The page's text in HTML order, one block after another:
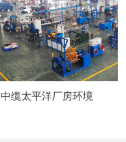
中缆太平洋厂房环境